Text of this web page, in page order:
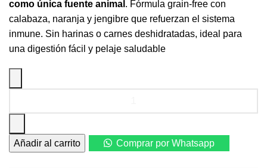
como única fuente animal . Fórmula grain-free con
calabaza, naranja y jengibre que refuerzan el sistema
inmune. Sin harinas o carnes deshidratadas, ideal para
una digestión fácil y pelaje saludable
Delicious
Lamb
Añadir al carrito Comprar por Whatsapp